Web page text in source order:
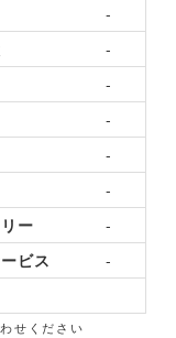
-
-
-
-
-
-
ー
-
ビス
-
せください